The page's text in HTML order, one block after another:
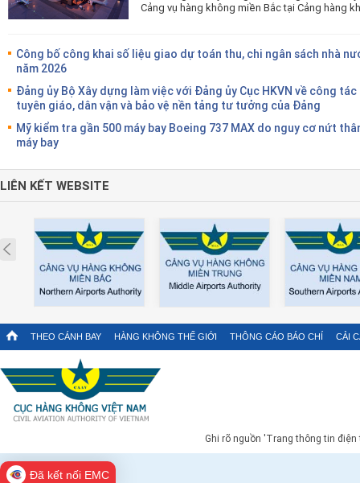
Cảng vụ hàng không miền Bắc tại Cảng hàng
Công bố công khai số liệu giao dự toán thu, chi ngân sách nhà
năm 2026
Đảng ủy Bộ Xây dựng làm việc với Đảng ủy Cục HKVN về công tác
tuyên giáo, dân vận và bảo vệ nền tảng tư tưởng của Đảng
Mỹ kiểm tra gần 500 máy bay Boeing 737 MAX do nguy cơ nứt
máy bay
LIÊN KẾT WEBSITE
Prev
THEO CÁNH BAY HÀNG KHÔNG THẾ GIỚI THÔNG CÁO BÁO CHÍ CẢI
Ghi rõ nguồn 'Trang thông tin
Đã kết nối EMC